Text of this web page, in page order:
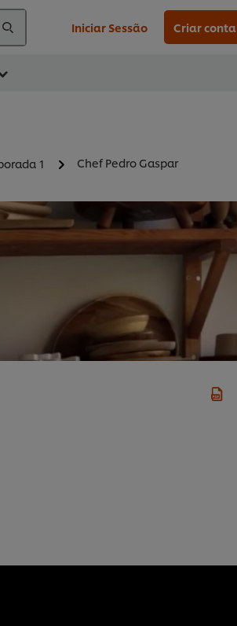
Iniciar Sessão Criar conta
1 Chef Pedro Gaspar